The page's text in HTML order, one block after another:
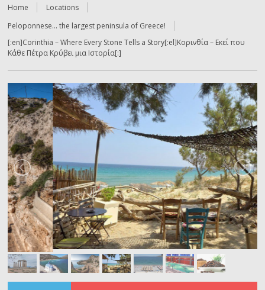
Home
Locations
Peloponnese… the largest peninsula of Greece!
[:en]Corinthia – Where Every Stone Tells a Story[:el]Κορινθία – Εκεί που
Κάθε Πέτρα Κρύβει μια Ιστορία[:]